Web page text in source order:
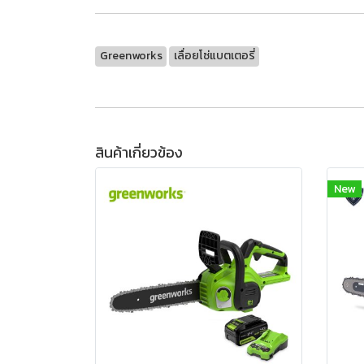
Greenworks เลื่อยโซ่แบตเตอรี่
สินค้าเกี่ยวข้อง
New